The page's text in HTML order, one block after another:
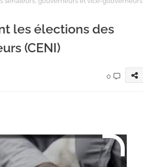
les élections des
(CENI)
0